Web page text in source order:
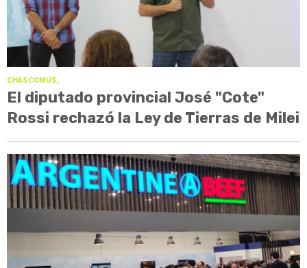
CHASCOMÚS,
El diputado provincial José "Cote"
Rossi rechazó la Ley de Tierras de Milei